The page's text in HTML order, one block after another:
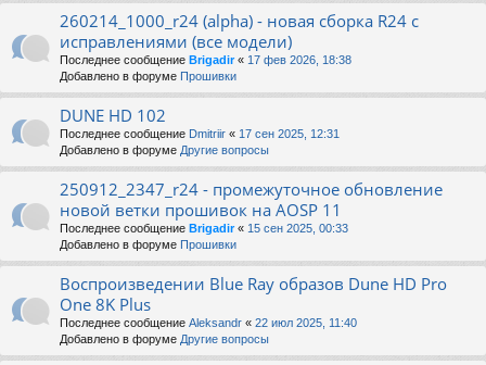
260214_1000_r24 (alpha) - новая сборка R24 с
исправлениями (все модели)
Последнее сообщение Brigadir« 17 фев 2026, 18:38
Добавлено в форуме Прошивки
DUNE HD 102
Последнее сообщение Dmitriir « 17 сен 2025, 12:31
Добавлено в форуме Другие вопросы
250912_2347_r24 - промежуточное обновление
новой ветки прошивок на AOSP 11
Последнее сообщение Brigadir« 15 сен 2025, 00:33
Добавлено в форуме Прошивки
Воспроизведении Blue Ray образов Dune HD Pro
One 8K Plus
Последнее сообщение Aleksandr « 22 июл 2025, 11:40
Добавлено в форуме Другие вопросы